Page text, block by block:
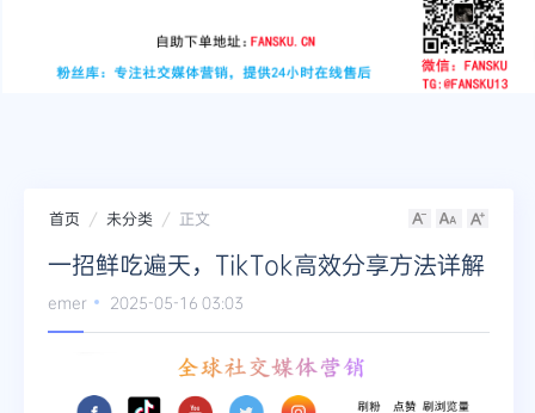
youtube
instagram
首页 未分类 正文
一招鲜吃遍天，TikTok高效分享方法详解
emer 2025-05-16 03:03